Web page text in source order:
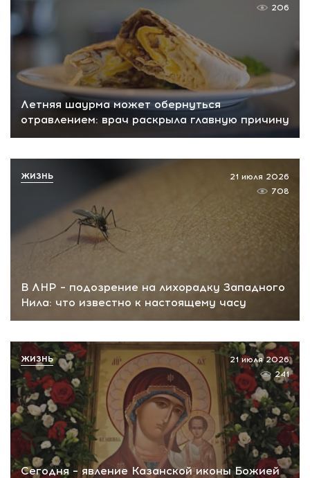
Летняя шаурма может обернуться
отравлением: врач раскрыла главную причину
206
В ЛНР – подозрение на лихорадку Западного
Нила: что известно к настоящему часу
21 июля 2026
708
ЖИЗНЬ
Сегодня – явление Казанской иконы Божией
21 июля 2026
241
ЖИЗНЬ